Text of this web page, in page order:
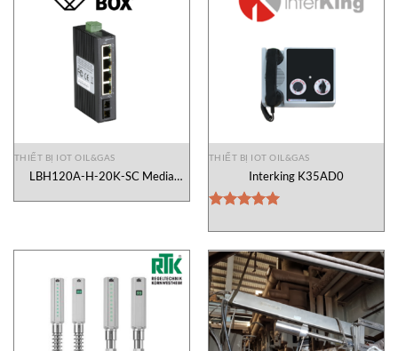
THIẾT BỊ IOT OIL&GAS
LBH120A-H-20K-SC Media
THIẾT BỊ IOT OIL&GAS
Interking K35AD0
hạng5.00
5 sao